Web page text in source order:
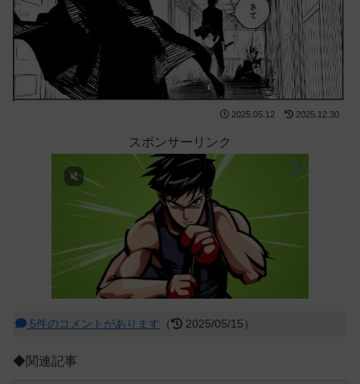
2025.05.12 2025.12.30
スポンサーリンク
5件のコメントがあります （ 2025/05/15）
◆関連記事